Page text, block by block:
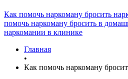
Как помочь наркоману бросить
помочь наркоману бросить в
наркомании в клинике
Главная
•
Как помочь наркоману